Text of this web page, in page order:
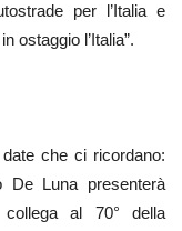
per l’Italia e
ostaggio l’Italia”.
che ci ricordano:
De Luna presenterà
al 70° della